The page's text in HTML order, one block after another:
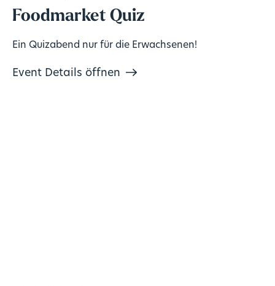
Foodmarket Quiz
Ein Quizabend nur für die Erwachsenen!
Event Details öffnen